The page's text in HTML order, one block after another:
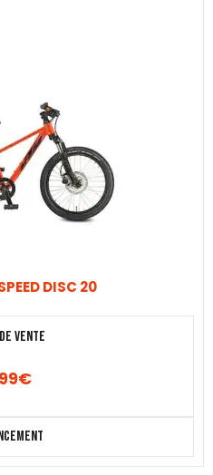
DISC 20
vente
€